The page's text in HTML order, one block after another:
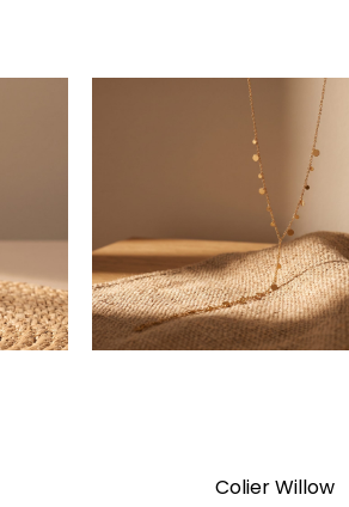
Colier Willow